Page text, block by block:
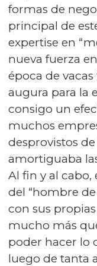
formas de
principal de
expertise en
nueva fuerza
época de
augura para la
consigo un
muchos
desprovistos
amortiguaba
Al fin y al
del “hombre
con sus
mucho más
poder hacer lo
luego de tanta